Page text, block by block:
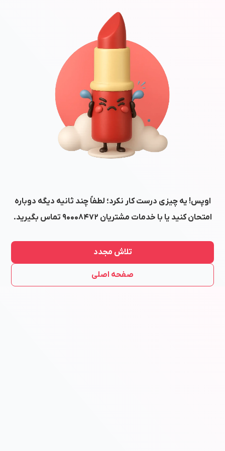
اوپس! یه چیزی درست کار نکرد؛ لطفاً چند ثانیه دیگه دوباره
امتحان کنید یا با خدمات مشتریان ۹۰۰۰۸۴۷۲ تماس بگیرید.
تلاش مجدد
صفحه اصلی